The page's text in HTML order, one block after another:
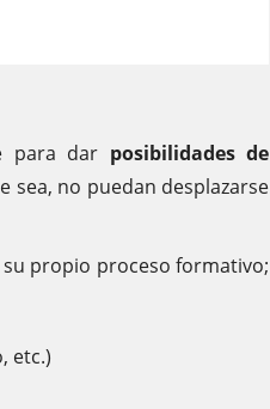
para dar posibilidades de
sea, no puedan desplazarse
propio proceso formativo;
etc.)